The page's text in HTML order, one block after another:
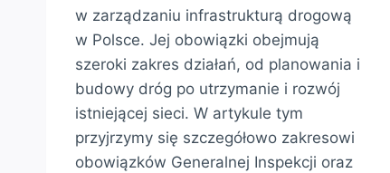
w zarządzaniu infrastrukturą drogową
w Polsce. Jej obowiązki obejmują
szeroki zakres działań, od planowania i
budowy dróg po utrzymanie i rozwój
istniejącej sieci. W artykule tym
przyjrzymy się szczegółowo zakresowi
obowiązków Generalnej Inspekcji oraz